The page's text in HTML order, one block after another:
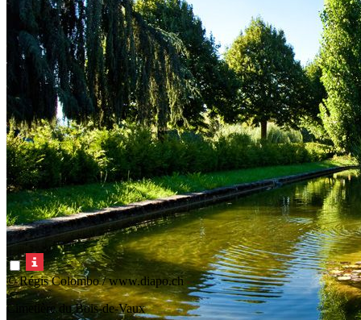
© Régis Colombo / www.diapo.ch
Cimetière du Bois-de-Vaux